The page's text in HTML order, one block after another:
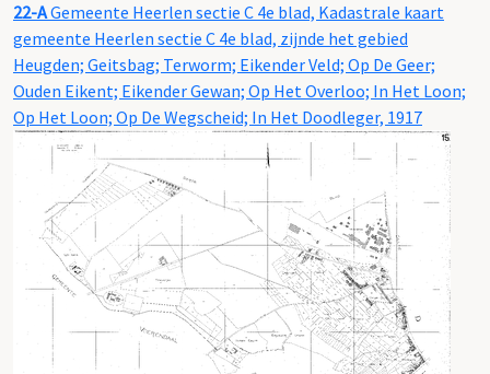
22-AGemeente Heerlen sectie C 4e blad, Kadastrale kaart
gemeente Heerlen sectie C 4e blad, zijnde het gebied
Heugden; Geitsbag; Terworm; Eikender Veld; Op De Geer;
Ouden Eikent; Eikender Gewan; Op Het Overloo; In Het Loon;
Op Het Loon; Op De Wegscheid; In Het Doodleger, 1917